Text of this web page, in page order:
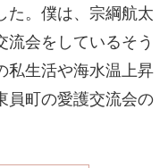
た。僕は、宗綱航太
流会をしているそう
私生活や海水温上昇
員町の愛護交流会の